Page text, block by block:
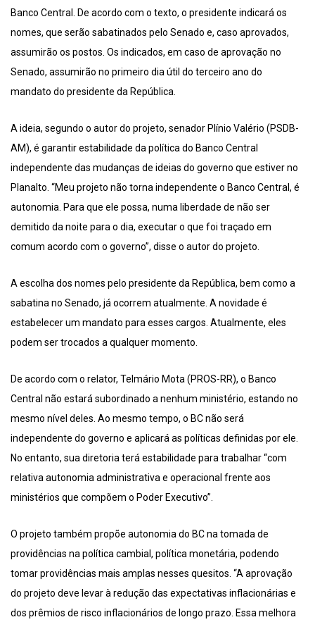
Banco Central. De acordo com o texto, o presidente indicará os
nomes, que serão sabatinados pelo Senado e, caso aprovados,
assumirão os postos. Os indicados, em caso de aprovação no
Senado, assumirão no primeiro dia útil do terceiro ano do
mandato do presidente da República.
A ideia, segundo o autor do projeto, senador Plínio Valério (PSDB-
AM), é garantir estabilidade da política do Banco Central
independente das mudanças de ideias do governo que estiver no
Planalto. “Meu projeto não torna independente o Banco Central, é
autonomia. Para que ele possa, numa liberdade de não ser
demitido da noite para o dia, executar o que foi traçado em
comum acordo com o governo”, disse o autor do projeto.
A escolha dos nomes pelo presidente da República, bem como a
sabatina no Senado, já ocorrem atualmente. A novidade é
estabelecer um mandato para esses cargos. Atualmente, eles
podem ser trocados a qualquer momento.
De acordo com o relator, Telmário Mota (PROS-RR), o Banco
Central não estará subordinado a nenhum ministério, estando no
mesmo nível deles. Ao mesmo tempo, o BC não será
independente do governo e aplicará as políticas definidas por ele.
No entanto, sua diretoria terá estabilidade para trabalhar “com
relativa autonomia administrativa e operacional frente aos
ministérios que compõem o Poder Executivo”.
O projeto também propõe autonomia do BC na tomada de
providências na política cambial, política monetária, podendo
tomar providências mais amplas nesses quesitos. “A aprovação
do projeto deve levar à redução das expectativas inflacionárias e
dos prêmios de risco inflacionários de longo prazo. Essa melhora